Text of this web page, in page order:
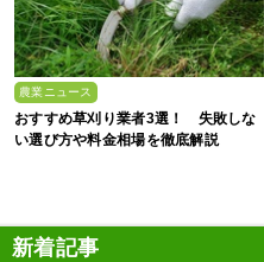
農業ニュース
おすすめ草刈り業者3選！ 失敗しな
い選び方や料金相場を徹底解説
新着記事